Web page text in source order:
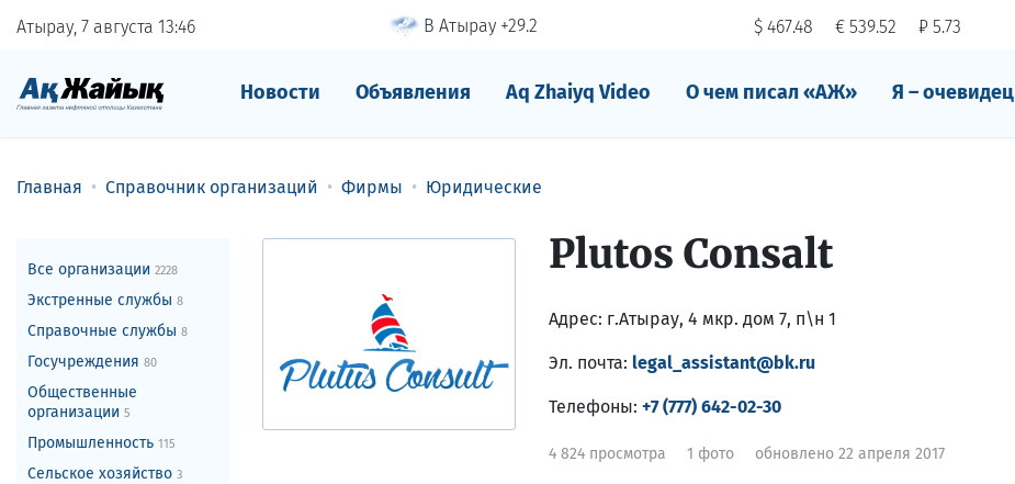
Атырау, 7 августа 13 46 В Атырау +29.2 $ 467.48 € 539.52 ₽ 5.73
Новости Объявления Aq Zhaiyq Video О чем писал «АЖ» Я – очевидец
Главная Справочник организаций Фирмы Юридические
Все организации 2228
Экстренные службы 8
Справочные службы 8
Госучреждения 80
Общественные
организации 5
Промышленность 115
Сельское хозяйство 3
Plutos Consalt
Адрес: г.Атырау, 4 мкр. дом 7, п\н 1
Эл. почта: legal_assistant@bk.ru
Телефоны: +7 (777) 642-02-30
4 824 просмотра 1 фото обновлено 22 апреля 2017